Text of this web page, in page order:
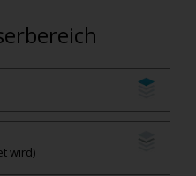
wird)